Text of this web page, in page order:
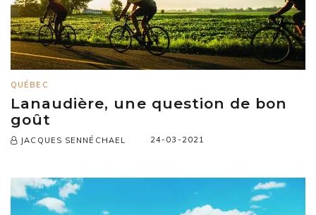
QUÉBEC
Lanaudière, une question de bon
goût
JACQUES SENNÉCHAEL 24-03-2021